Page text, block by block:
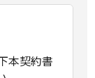
本契約書